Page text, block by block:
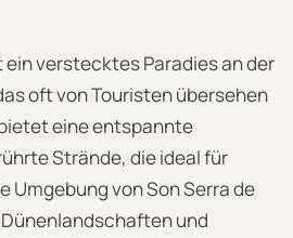
ein verstecktes Paradies an der
oft von Touristen übersehen
eine entspannte
Strände, die ideal für
Umgebung von Son Serra de
und